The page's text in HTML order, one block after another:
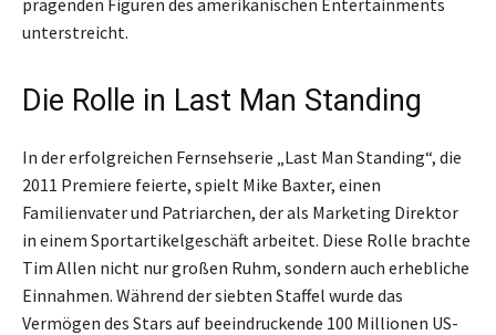
unterstreicht.
Die Rolle in Last Man Standing
In der erfolgreichen Fernsehserie „Last Man Standing“, die
2011 Premiere feierte, spielt Mike Baxter, einen
Familienvater und Patriarchen, der als Marketing Direktor
in einem Sportartikelgeschäft arbeitet. Diese Rolle brachte
Tim Allen nicht nur großen Ruhm, sondern auch erhebliche
Einnahmen. Während der siebten Staffel wurde das
Vermögen des Stars auf beeindruckende 100 Millionen US-